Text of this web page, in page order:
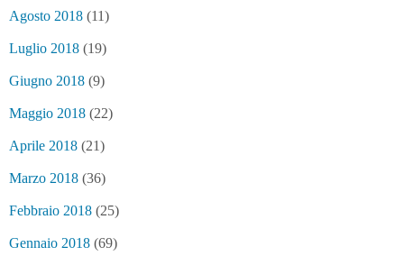
Agosto 2018 (11)
Luglio 2018 (19)
Giugno 2018 (9)
Maggio 2018 (22)
Aprile 2018 (21)
Marzo 2018 (36)
Febbraio 2018 (25)
Gennaio 2018 (69)